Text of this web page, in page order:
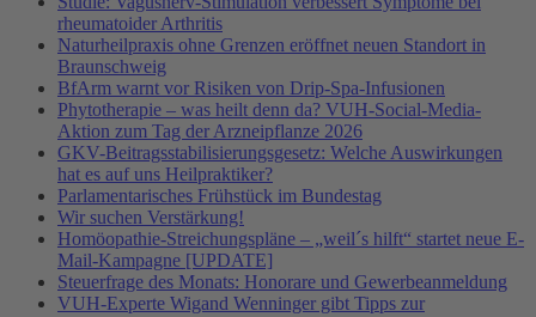
rheumatoider Arthritis
Naturheilpraxis ohne Grenzen eröffnet neuen Standort in
Braunschweig
BfArm warnt vor Risiken von Drip-Spa-Infusionen
Phytotherapie – was heilt denn da? VUH-Social-Media-
Aktion zum Tag der Arzneipflanze 2026
GKV-Beitragsstabilisierungsgesetz: Welche Auswirkungen
hat es auf uns Heilpraktiker?
Parlamentarisches Frühstück im Bundestag
Wir suchen Verstärkung!
Homöopathie-Streichungspläne – „weil´s hilft“ startet neue E-
Mail-Kampagne [UPDATE]
Steuerfrage des Monats: Honorare und Gewerbeanmeldung
VUH-Experte Wigand Wenninger gibt Tipps zur